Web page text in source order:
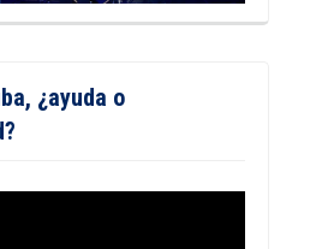
¿ayuda o